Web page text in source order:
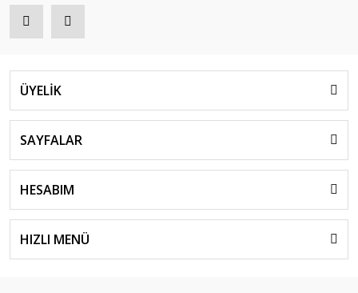
ÜYELİK
SAYFALAR
HESABIM
HIZLI MENÜ